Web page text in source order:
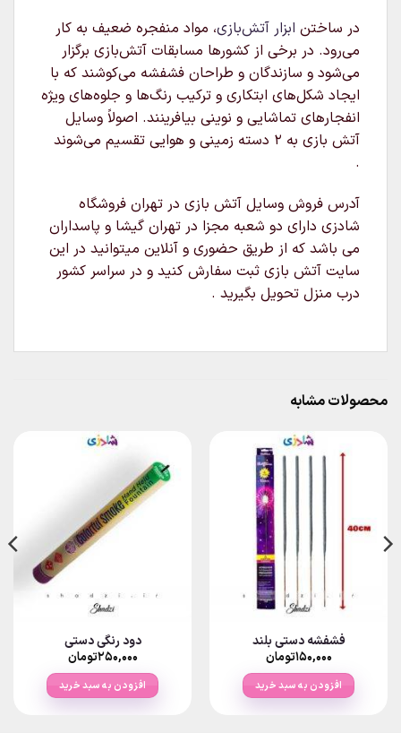
در ساختن ابزار آتش‌بازی، مواد منفجره ضعیف به کار
می‌رود. در برخی از کشورها مسابقات آتش‌بازی برگزار
می‌شود و سازندگان و طراحان فشفشه می‌کوشند که با
ایجاد شکل‌های ابتکاری و ترکیب رنگ‌ها و جلوه‌های ویژه
انفجارهای تماشایی و نوینی بیافرینند. اصولاً وسایل
آتش بازی به ۲ دسته زمینی و هوایی تقسیم می‌شوند
.
آدرس فروش وسایل آتش بازی در تهران فروشگاه
شادزی دارای دو شعبه مجزا در تهران گیشا و پاسداران
می باشد که از طریق حضوری و آنلاین میتوانید در این
سایت آتش بازی ثبت سفارش کنید و در سراسر کشور
درب منزل تحویل بگیرید .
محصولات مشابه
فشفشه دستی بلند
۱۵۰,۰۰۰تومان
افزودن به سبد خرید
دود رنگی دستی
۲۵۰,۰۰۰تومان
افزودن به سبد خرید